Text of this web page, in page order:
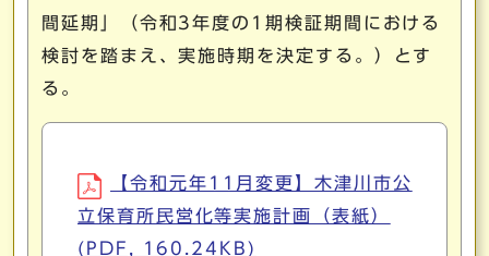
間延期」（令和3年度の1期検証期間における
検討を踏まえ、実施時期を決定する。）とす
る。
【令和元年11月変更】木津川市公
立保育所民営化等実施計画（表紙）
(PDF, 160.24KB)